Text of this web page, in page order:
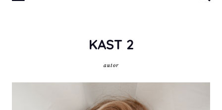
KAST 2
autor